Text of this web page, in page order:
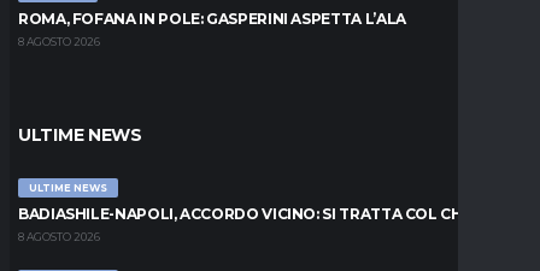
ROMA, FOFANA IN POLE: GASPERINI ASPETTA L’ALA
8 AGOSTO 2026
ULTIME NEWS
ULTIME NEWS
BADIASHILE-NAPOLI, ACCORDO VICINO: SI TRATTA COL CHELSEA
8 AGOSTO 2026